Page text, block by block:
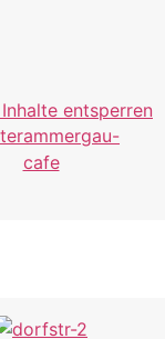
entsperren